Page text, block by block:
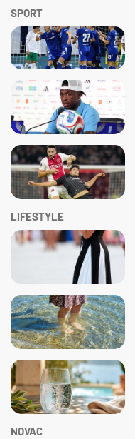
SPORT
NOVAC
LIFESTYLE